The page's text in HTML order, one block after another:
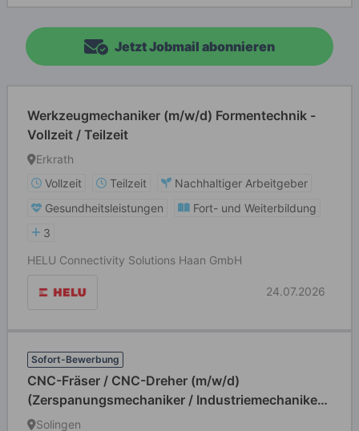
Jetzt Jobmail abonnieren
Werkzeugmechaniker (m/w/d) Formentechnik -
Vollzeit / Teilzeit
Erkrath
Vollzeit
Teilzeit
Nachhaltiger Arbeitgeber
Gesundheitsleistungen
Fort- und Weiterbildung
3
HELU Connectivity Solutions Haan GmbH
24.07.2026
Sofort-Bewerbung
CNC-Fräser / CNC-Dreher (m/w/d)
(Zerspanungsmechaniker / Industriemechaniker
(m/w/d) o. ä.)
Solingen